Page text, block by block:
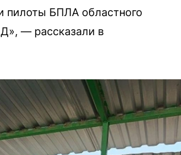
пилоты БПЛА областного
— рассказали в